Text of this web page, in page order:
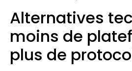
Alternatives
moins de
plus de